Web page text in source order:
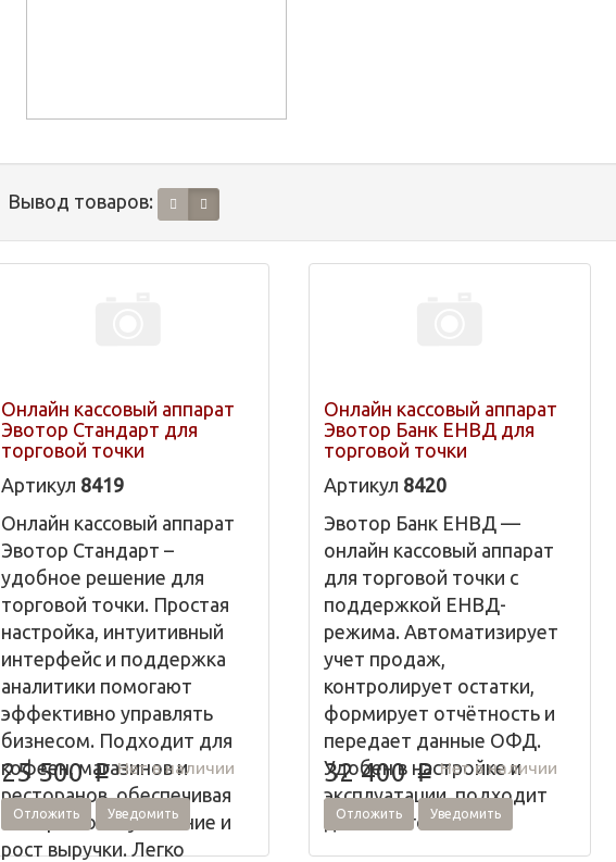
Вывод товаров:
Онлайн кассовый аппарат
Эвотор Стандарт для
торговой точки
Артикул 8419
Онлайн кассовый аппарат
Эвотор Стандарт –
удобное решение для
торговой точки. Простая
настройка, интуитивный
интерфейс и поддержка
аналитики помогают
эффективно управлять
бизнесом. Подходит для
кофеен, магазинов и
ресторанов, обеспечивая
быстрое обслуживание и
рост выручки. Легко
25 500p Нет в наличии
Отложить Уведомить
Онлайн кассовый аппарат
Эвотор Банк ЕНВД для
торговой точки
Артикул 8420
Эвотор Банк ЕНВД —
онлайн кассовый аппарат
для торговой точки с
поддержкой ЕНВД-
режима. Автоматизирует
учет продаж,
контролирует остатки,
формирует отчётность и
передает данные ОФД.
Удобен в настройке и
эксплуатации, подходит
для малого бизнеса.
32 400 p Нет в наличии
Отложить Уведомить